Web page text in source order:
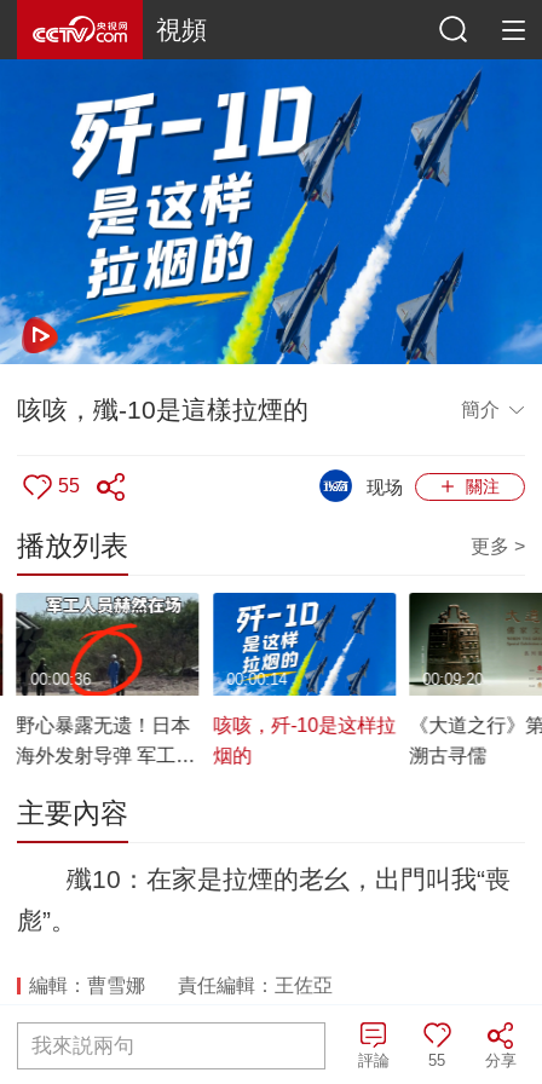
視頻
咳咳，殲-10是這樣拉煙的 簡介
55 關注
现场
播放列表 更多 >
野心暴露无遗！日本
海外发射导弹 军工人
00:00:36
咳咳，歼-10是这样拉
烟的
00:00:14
《大道之行》
溯古寻儒
00:09:20
主要內容
殲10：在家是拉煙的老幺，出門叫我“喪
彪”。
編輯：曹雪娜 責任編輯：王佐亞
全部評論
我來説兩句
分享
55
評論